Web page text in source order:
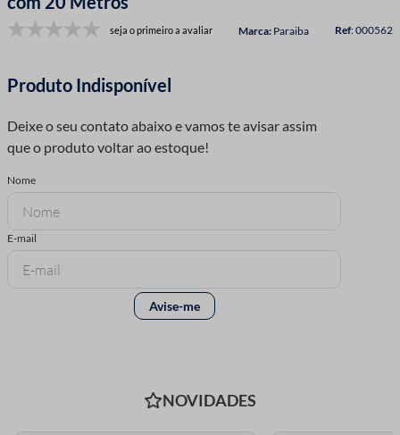
seja o primeiro a avaliar Paraiba :000562
NOVIDADES